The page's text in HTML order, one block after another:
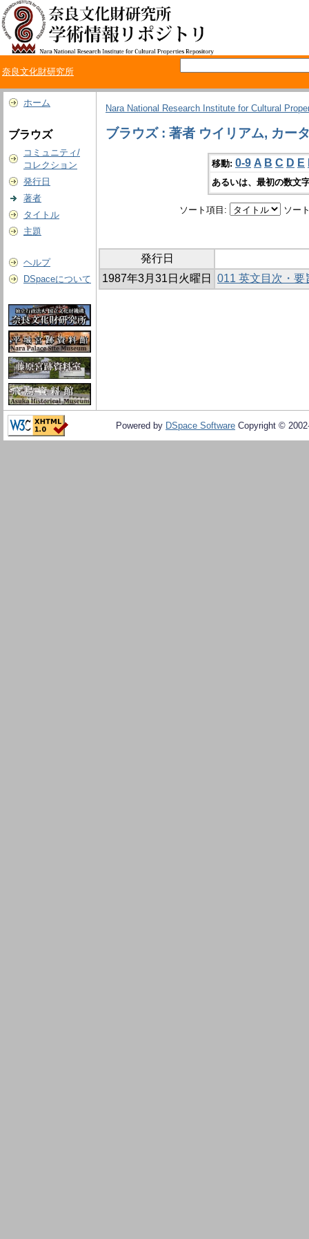
奈良文化財研究所
ホーム
ブラウズ
コミュニティ/
コレクション
発行日
著者
タイトル
主題
ヘルプ
DSpaceについて
Nara National Research Institute for Cultural
ブラウズ : 著者 ウイリアム, カー
移動: 0-9 A B C D E
あるいは、最初の数文
ソート項目: ソー
発行日
1987年3月31日火曜日
011 英文目次・要
Powered by DSpace Software Copyright ©